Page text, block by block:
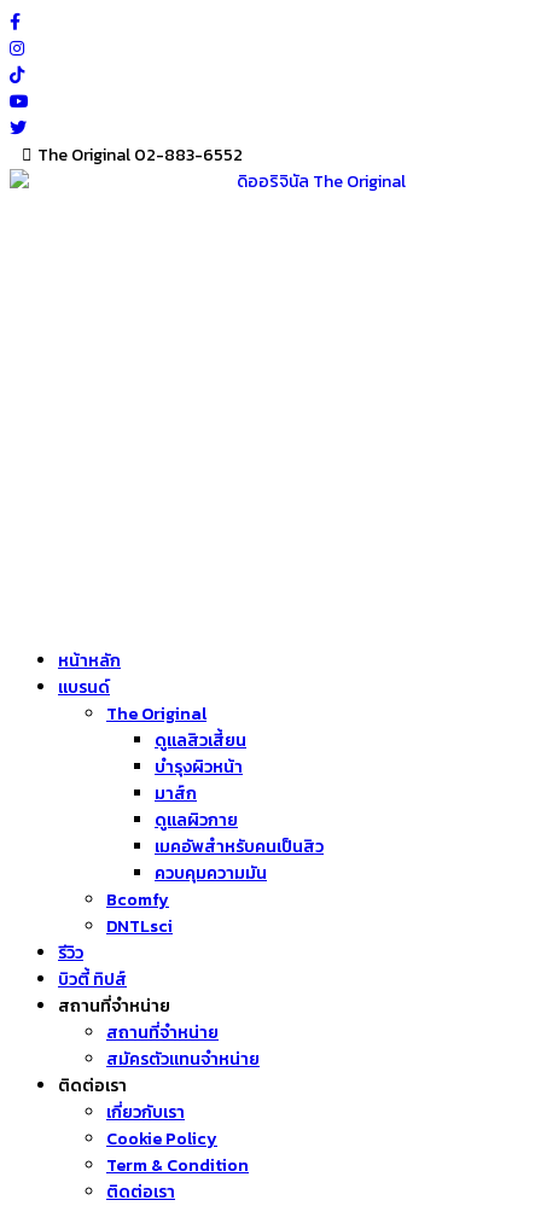
Skip
to
content
The Original 02-883-6552
หน้าหลัก
แบรนด์
The Original
ดูแลสิวเสี้ยน
บำรุงผิวหน้า
มาส์ก
ดูแลผิวกาย
เมคอัพสำหรับคนเป็นสิว
ควบคุมความมัน
Bcomfy
DNTLsci
รีวิว
บิวตี้ ทิปส์
สถานที่จำหน่าย
สถานที่จำหน่าย
สมัครตัวแทนจำหน่าย
ติดต่อเรา
เกี่ยวกับเรา
Cookie Policy
Term & Condition
ติดต่อเรา